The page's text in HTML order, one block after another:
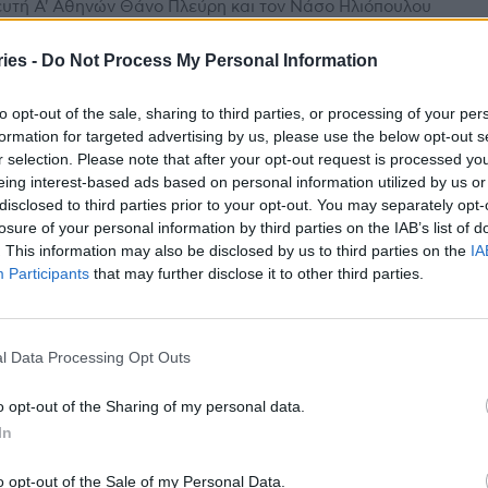
- Do Not Process My Personal Information
opt-out of the sale, sharing to third parties, or processing of your
for targeted advertising by us, please use the below opt-out
selection. Please note that after your opt-out request is processed
interest-based ads based on personal information utilized by us
to third parties prior to your opt-out. You may separately
of your personal information by third parties on the IAB’s list of
This information may also be disclosed by us to third parties on the
Participants that may further disclose it to other third parties.
Data Processing Opt Outs
opt-out of the Sharing of my personal data.
opt-out of the Sale of my Personal Data.
Α' Αθηνών Θάνο Πλεύρη και τον Νάσο Ηλιόπουλου
πρόληψης για όλους
- 30 Μαΐου 2023
σημασία που έχει δώσει το τελευταίο διάστημα η
πολιτεία στην πρόληψη, αναφέρθηκε μέσω
του στα μέσα κοινωνικής δικτύωσης, ο πρώην...
- 24 Μαΐου 2023
ήταν λίγο διαφορετική από όσα έχουμε συνηθίσει έως
Ο Θάνος Πλεύρης αφήνοντας...